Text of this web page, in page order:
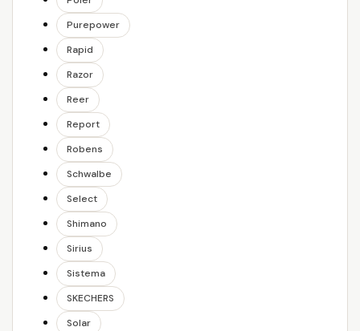
Purepower
Rapid
Razor
Reer
Report
Robens
Schwalbe
Select
Shimano
Sirius
Sistema
SKECHERS
Solar